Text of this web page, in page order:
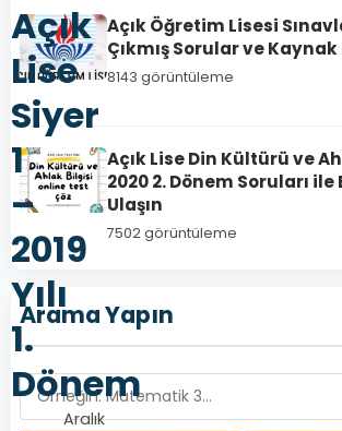
Açık
Lise
Siyer
1
–
2019
Yılı
1.
Dönem
Aralık
Açık Öğretim Lisesi
Çıkmış Sorular ve
8143 görüntüleme
Açık Lise Din Kültürü ve
2020 2. Dönem Soruları ile
Ulaşın
7502 görüntüleme
Arama Yapın